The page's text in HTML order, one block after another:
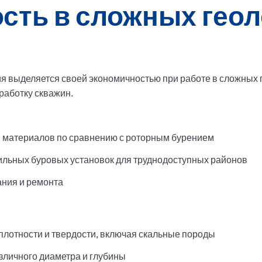
в сложных
выделяется своей экономичностью при работе в сложных
скважин.
материалов по сравнению с роторным бурением
буровых установок для труднодоступных районов
и ремонта
и твердости, включая скальные породы
диаметра и глубины